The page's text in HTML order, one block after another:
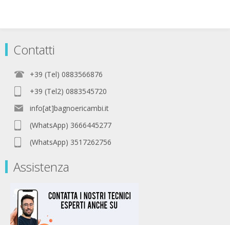
Contatti
+39 (Tel) 0883566876
+39 (Tel2) 0883545720
info[at]bagnoericambi.it
(WhatsApp) 3666445277
(WhatsApp) 3517262756
Assistenza